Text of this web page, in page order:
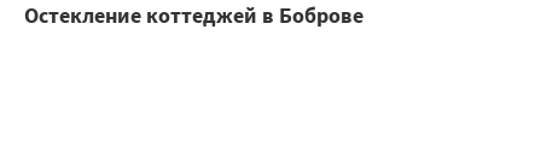
Остекление коттеджей в Боброве